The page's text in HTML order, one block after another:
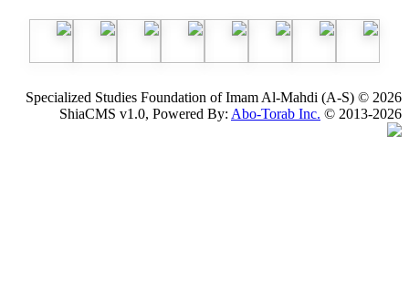
Specialized Studies Foundation of Imam Al-
ShiaCMS v1.0, Powered By:Abo-Torab Inc.